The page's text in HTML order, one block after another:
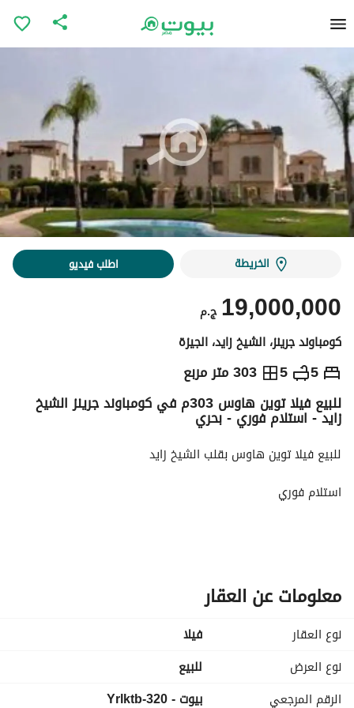
الخريطة اطلب فيديو
ج.م 19,000,000
كومباوند جرينز، الشيخ زايد، الجيزة
5
5 303 متر مربع ج.م 19,000,000
التفاصيل الاتجاهات والمؤشرات رهن عقاري
للبيع فيلا توين هاوس 303م في كومباوند جرينز الشيخ
زايد - استلام فوري - بحري
للبيع فيلا توين هاوس بقلب الشيخ زايد
استلام فوري
الشارع الموازي لسعودي ماركت
نصف تشطيب
توين هاوس :
مساحة مباني 303م
معلومات عن العقار
نوع العقار
فیلا
نوع العرض
للبيع
الرقم المرجعي
بيوت - 320-Yrlktb